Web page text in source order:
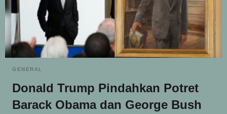
GENERAL
Donald Trump Pindahkan Potret
Barack Obama dan George Bush